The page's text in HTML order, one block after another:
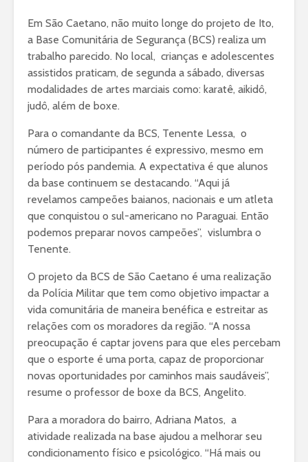
Em São Caetano, não muito longe do projeto de Ito,
a Base Comunitária de Segurança (BCS) realiza um
trabalho parecido. No local, crianças e adolescentes
assistidos praticam, de segunda a sábado, diversas
modalidades de artes marciais como: karatê, aikidô,
judô, além de boxe.
Para o comandante da BCS, Tenente Lessa, o
número de participantes é expressivo, mesmo em
período pós pandemia. A expectativa é que alunos
da base continuem se destacando. “Aqui já
revelamos campeões baianos, nacionais e um atleta
que conquistou o sul-americano no Paraguai. Então
podemos preparar novos campeões”, vislumbra o
Tenente.
O projeto da BCS de São Caetano é uma realização
da Polícia Militar que tem como objetivo impactar a
vida comunitária de maneira benéfica e estreitar as
relações com os moradores da região. “A nossa
preocupação é captar jovens para que eles percebam
que o esporte é uma porta, capaz de proporcionar
novas oportunidades por caminhos mais saudáveis”,
resume o professor de boxe da BCS, Angelito.
Para a moradora do bairro, Adriana Matos, a
atividade realizada na base ajudou a melhorar seu
condicionamento físico e psicológico. “Há mais ou